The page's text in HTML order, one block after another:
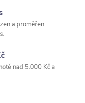
a proměřen.
nad 5.000 Kč a